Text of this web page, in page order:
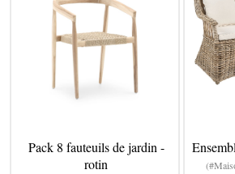
Pack 8 fauteuils de jardin -
rotin